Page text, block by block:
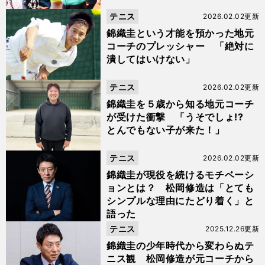
錦織圭という才能を預かった地元
コーチのプレッシャー 「絶対に
潰してはいけない」
2026.02.02更新
テニス
錦織圭を５歳から知る地元コーチ
が受けた衝撃 「うそでしょ!?
とんでもない子が来た！」
2026.02.02更新
テニス
錦織圭が現役を続けるモチベーシ
ョンとは？ 松岡修造は「とても
シンプルな理由にたどり着く」と
語った
2026.02.02更新
テニス
錦織圭の少年時代から変わらぬテ
ニス観 松岡修造が元コーチから
2025.12.26更新
テニス